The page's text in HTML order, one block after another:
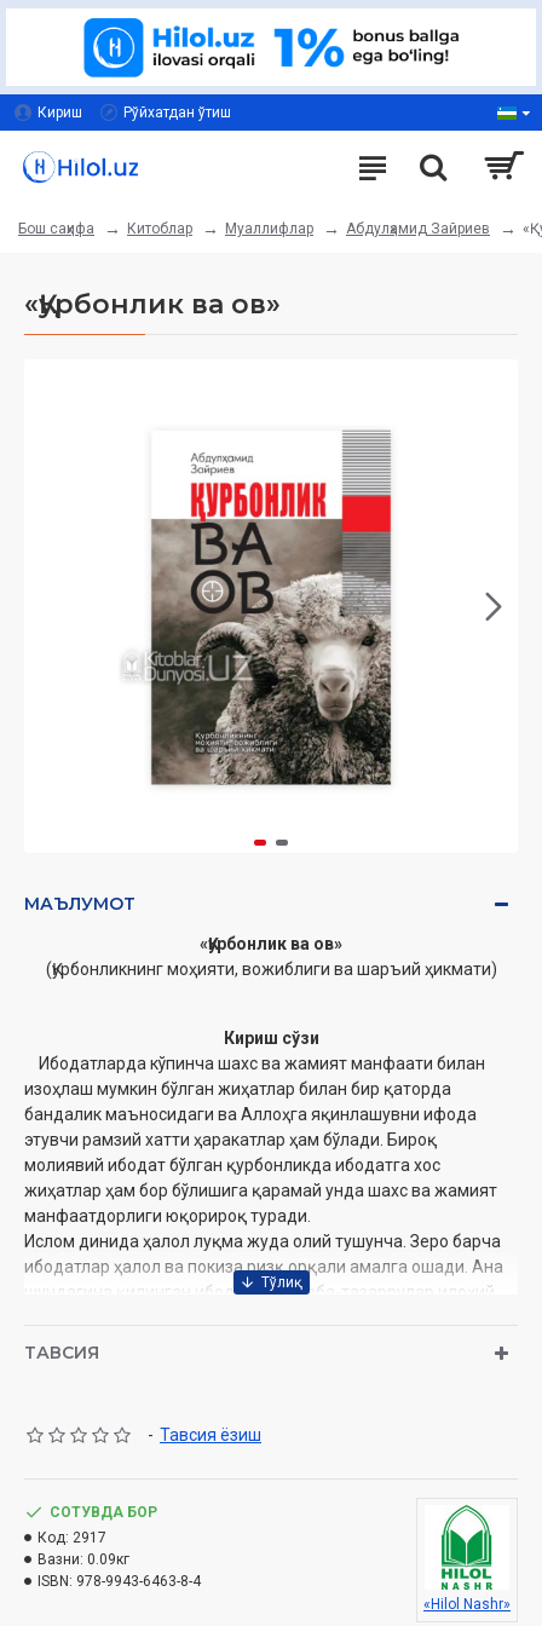
Кириш Рўйхатдан ўтиш
Бош саҳифа Китоблар Муаллифлар Абдулҳамид Зайриев
«Қурбонлик ва ов»
МАЪЛУМОТ
«Қурбонлик ва ов»
(Қурбонликнинг моҳияти, вожиблиги ва шаръий ҳикмати)
Кириш сўзи
Ибодатларда кўпинча шахс ва жамият манфаати билан
изоҳлаш мумкин бўлган жиҳатлар билан бир қаторда
бандалик маъносидаги ва Аллоҳга яқинлашувни ифода
этувчи рамзий хатти ҳаракатлар ҳам бўлади. Бироқ
молиявий ибодат бўлган қурбонликда ибодатга хос
жиҳатлар ҳам бор бўлишига қарамай унда шахс ва жамият
манфаатдорлиги юқорироқ туради.
Ислом динида ҳалол луқма жуда олий тушунча. Зеро барча
ибодатлар ҳалол ва покиза ризқ орқали амалга ошади. Ана
шундагина қилинган ибодатлар, тавба-тазаррулар илоҳий
сифатида шаръий меъёрларга кўра сўйилган жонлиқ
сўйиш», «ақийқа қурбонлиги» ва «ов» деб аталмиш алоҳида
масаласини ёритишга ҳаракат қилдик. Зеро биз эътиқод
қилувчи дин неъматнинг ҳалол бўлишидан ташқари унга
ҳалол йўл билан эришиш ва уни ҳалол усулда тайёрлашни
ТАВСИЯ
- Тавсия ёзиш
СОТУВДА БОР
Код: 2917
Вазни: 0.09кг
ISBN: 978-9943-6463-8-4
«Hilol Nashr»